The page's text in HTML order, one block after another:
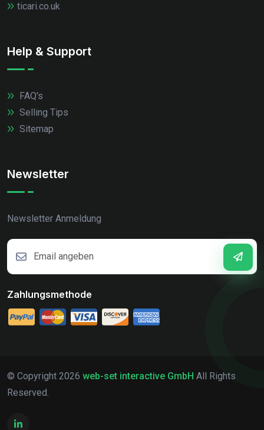
ticari.co.uk
Help & Support
FAQ's
Selling Tips
Sitemap
Newsletter
Newsletter Anmeldung
Zahlungsmethode
© Copyright 2026 web-set interactive GmbH All Rights
Reserved.